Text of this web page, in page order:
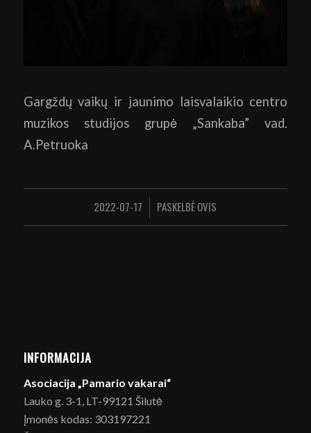
Gargždų vaikų ir jaunimo laisvalaikio centro
muzikos studijos grupė „Sankaba” vad.
A.Petruoka
2022-07-17
/ PASKELBĖOVIS
INFORMACIJA
Asociacija „Pamario vakarai“
Lauko g. 3-1, LT-99121 Šilutė
Įmonės kodas: 303197221